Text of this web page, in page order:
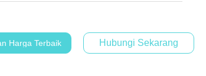
Harga Terbaik Hubungi Sekarang